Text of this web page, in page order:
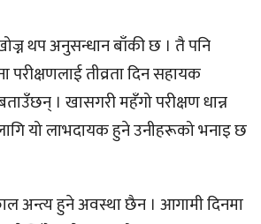
थप अनुसन्धान बाँकी छ । तै पनि
परीक्षणलाई तीव्रता दिन सहायक
। खासगरी महँगो परीक्षण धान्न
यो लाभदायक हुने उनीहरूको भनाइ छ
अन्त्य हुने अवस्था छैन । आगामी दिनमा